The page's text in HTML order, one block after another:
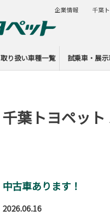
取り扱い車種一覧 試乗車・展
企業情報 千葉
千葉トヨペッ
中古車あります！
2026.06.16